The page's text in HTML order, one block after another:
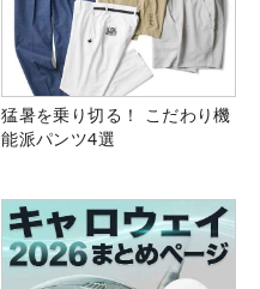
猛暑を乗り切る！ こだわり機
能派パンツ4選